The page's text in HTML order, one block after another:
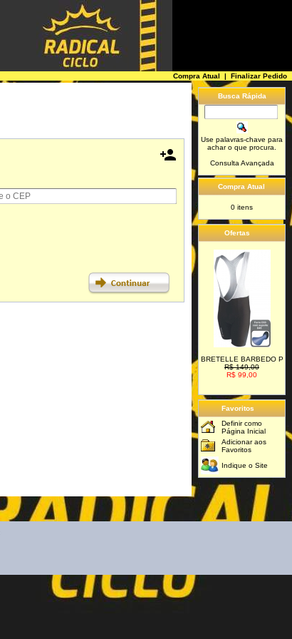
Compra Atual | Finalizar Pedido

Busca Rápida
Use palavras-chave para
achar o que procura.
Consulta Avançada
Compra Atual
0 itens
Ofertas
BRETELLE BARBEDO P
R$ 149,00
R$ 99,00
Favoritos
Definir como
Página Inicial
Adicionar aos
Favoritos
Indique o Site